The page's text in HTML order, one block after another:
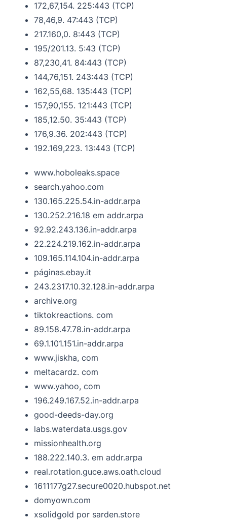
172,67,154. 225:443 (TCP)
78,46,9. 47:443 (TCP)
217.160,0. 8:443 (TCP)
195/201.13. 5:43 (TCP)
87,230,41. 84:443 (TCP)
144,76,151. 243:443 (TCP)
162,55,68. 135:443 (TCP)
157,90,155. 121:443 (TCP)
185,12.50. 35:443 (TCP)
176,9.36. 202:443 (TCP)
192.169,223. 13:443 (TCP)
www.hoboleaks.space
search.yahoo.com
130.165.225.54.in-addr.arpa
130.252.216.18 em addr.arpa
92.92.243.136.in-addr.arpa
22.224.219.162.in-addr.arpa
109.165.114.104.in-addr.arpa
páginas.ebay.it
243.2317.10.32.128.in-addr.arpa
archive.org
tiktokreactions. com
89.158.47.78.in-addr.arpa
69.1.101.151.in-addr.arpa
www.jiskha, com
meltacardz. com
www.yahoo, com
196.249.167.52.in-addr.arpa
good-deeds-day.org
labs.waterdata.usgs.gov
missionhealth.org
188.222.140.3. em addr.arpa
real.rotation.guce.aws.oath.cloud
1611177g27.secure0020.hubspot.net
domyown.com
xsolidgold por sarden.store